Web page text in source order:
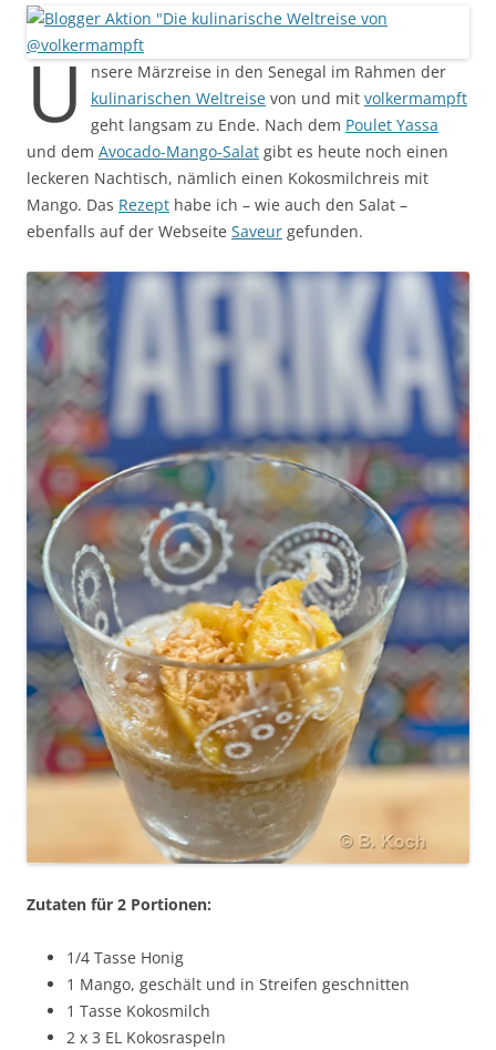
U nsere Märzreise in den Senegal im Rahmen der
kulinarischen Weltreise von und mit volkermampft
geht langsam zu Ende. Nach dem Poulet Yassa
und dem Avocado-Mango-Salat gibt es heute noch einen
leckeren Nachtisch, nämlich einen Kokosmilchreis mit
Mango. Das Rezept habe ich – wie auch den Salat –
ebenfalls auf der Webseite Saveur gefunden.
Zutaten für 2 Portionen:
1/4 Tasse Honig
1 Mango, geschält und in Streifen geschnitten
1 Tasse Kokosmilch
2 x 3 EL Kokosraspeln